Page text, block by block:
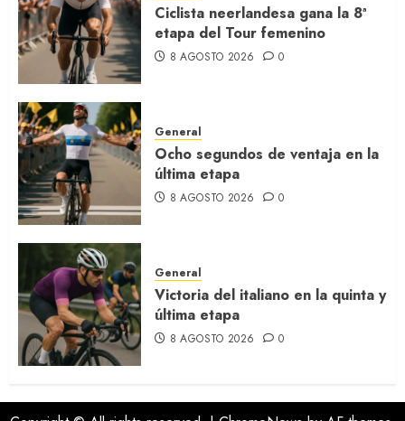
Ciclista neerlandesa gana la 8ª
etapa del Tour femenino
8 AGOSTO 2026 0
General
Ocho segundos de ventaja en la
última etapa
8 AGOSTO 2026 0
General
Victoria del italiano en la quinta y
última etapa
8 AGOSTO 2026 0